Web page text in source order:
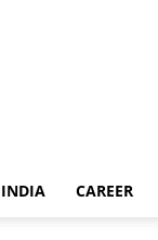
INDIA CAREER